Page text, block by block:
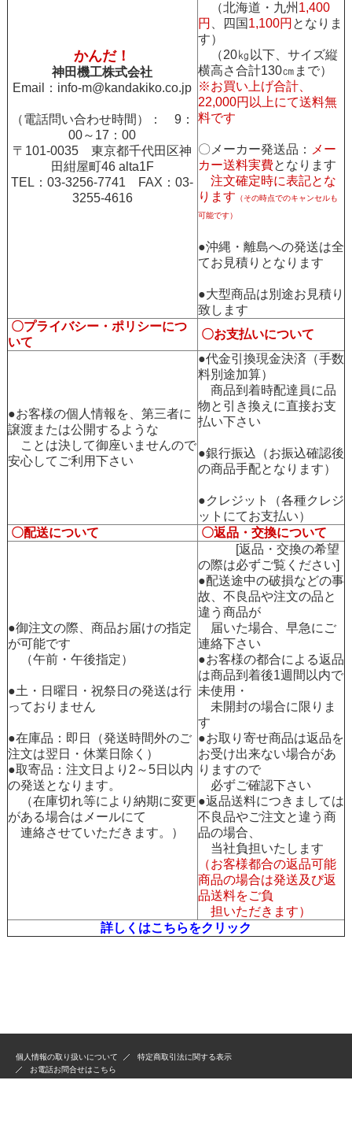
かんだ！
神田機工株式会社
Email： info-m@kandakiko.co.jp
（電話問い合わせ時間）： 9：
00～17：00
〒101-0035 東京都千代田区神
田紺屋町46 alta1F
TEL：03-3256-7741 FAX：03-
3255-4616
（北海道・九州 1,400
円 、四国 1,100円 となりま
す）
（20㎏以下、サイズ縦
横高さ合計130㎝まで）
※お買い上げ合計、
22,000円以上にて送料無
料です
〇メーカー発送品： メー
カー送料実費となります
注文確定時に表記とな
ります （その時点でのキャンセルも
可能です）
●沖縄・離島への発送は全
てお見積りとなります
●大型商品は別途お見積り
致します
〇プライバシー・ポリシーにつ
いて
〇お支払いについて
●お客様の個人情報を、第三者に
譲渡または公開するような
ことは決して御座いませんので
安心してご利用下さい
●代金引換現金決済（手数
料別途加算）
商品到着時配達員に品
物と引き換えに直接お支
払い下さい
●銀行振込（お振込確認後
の商品手配となります）
●クレジット（各種クレジ
ットにてお支払い）
〇配送について
〇返品・交換について
●御注文の際、商品お届けの指定
が可能です
（午前・午後指定）
●土・日曜日・祝祭日の発送は行
っておりません
●在庫品：即日（発送時間外のご
注文は翌日・休業日除く）
●取寄品：注文日より2～5日以内
の発送となります。
（在庫切れ等により納期に変更
がある場合はメールにて
連絡させていただきます。）
[返品・交換の希望
の際は必ずご覧ください]
●配送途中の破損などの事
故、不良品や注文の品と
違う商品が
届いた場合、早急にご
連絡下さい
●お客様の都合による返品
は商品到着後1週間以内で
未使用・
未開封の場合に限りま
す
●お取り寄せ商品は返品を
お受け出来ない場合があ
りますので
必ずご確認下さい
●返品送料につきましては
不良品やご注文と違う商
品の場合、
当社負担いたします
（お客様都合の返品可能
商品の場合は発送及び返
品送料をご負
担いただきます）
詳しくはこちらをクリック
個人情報の取り扱いについて
特定商取引法に関する表示
お電話お問合せはこちら